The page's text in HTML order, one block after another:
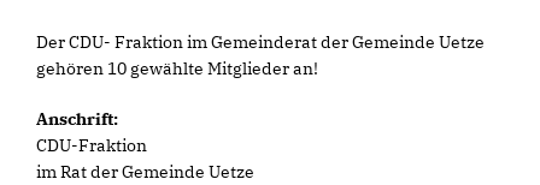
Der CDU- Fraktion im Gemeinderat der Gemeinde Uetze
gehören 10 gewählte Mitglieder an!
Anschrift:
CDU-Fraktion
im Rat der Gemeinde Uetze